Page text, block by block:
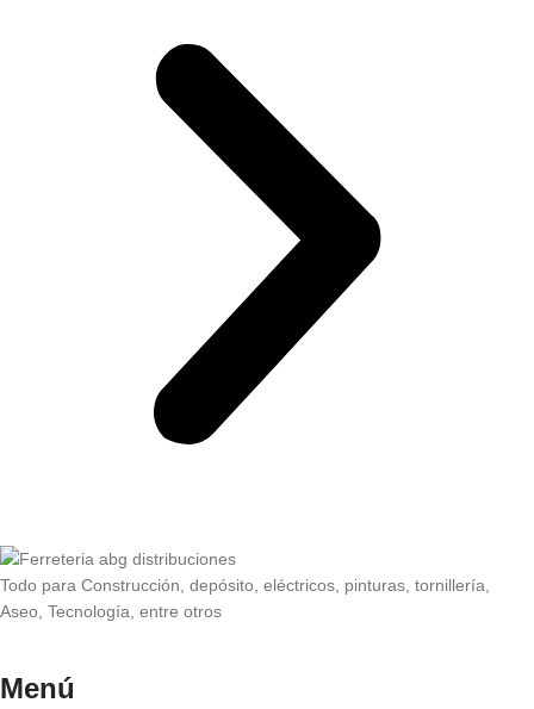
Todo para Construcción, depósito, eléctricos, pinturas, tornillería,
Aseo, Tecnología, entre otros
Menú